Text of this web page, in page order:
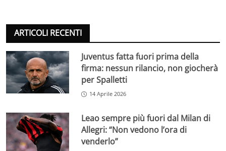
ARTICOLI RECENTI
Juventus fatta fuori prima della
firma: nessun rilancio, non giocherà
per Spalletti
14 Aprile 2026
Leao sempre più fuori dal Milan di
Allegri: “Non vedono l’ora di
venderlo”